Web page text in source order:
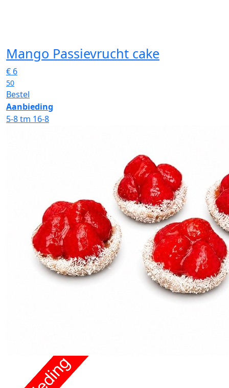
Mango Passievrucht cake
€ 6
50
Bestel
Aanbieding
5-8 tm 16-8